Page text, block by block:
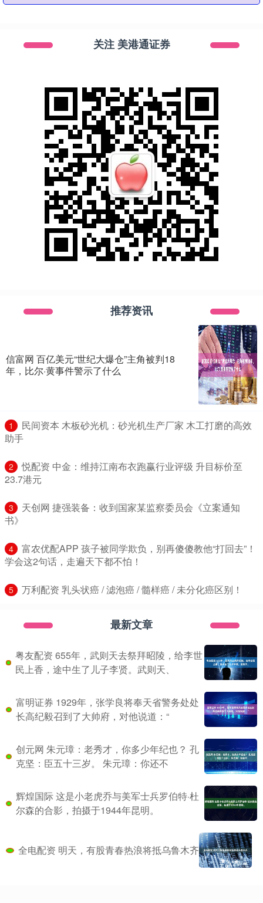
关注 美港通证券
推荐资讯
信富网 百亿美元“世纪大爆仓”主角被判18
年，比尔·黄事件警示了什么
1
​民间资本 木板砂光机：砂光机生产厂家 木工打磨的高效
助手
2
​悦配资 中金：维持江南布衣跑赢行业评级 升目标价至
23.7港元
3
​天创网 捷强装备：收到国家某监察委员会《立案通知
书》
4
​富农优配APP 孩子被同学欺负，别再傻傻教他“打回去”！
学会这2句话，走遍天下都不怕！
5 ​万利配资 乳头状癌 / 滤泡癌 / 髓样癌 / 未分化癌区别！
最新文章
粤友配资 655年，武则天去祭拜昭陵，给李世
民上香，途中生了儿子李贤。武则天、
富明证券 1929年，张学良将奉天省警务处处
长高纪毅召到了大帅府，对他说道：“
创元网 朱元璋：老秀才，你多少年纪也？ 孔
克坚：臣五十三岁。 朱元璋：你还不
辉煌国际 这是小老虎乔与美军士兵罗伯特·杜
尔森的合影，拍摄于1944年昆明。
全电配资 明天，有股青春热浪将抵乌鲁木齐